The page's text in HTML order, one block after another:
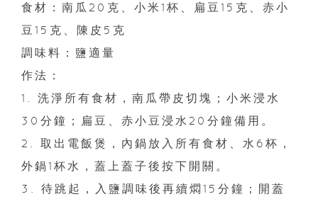
食材：南瓜20克、小米1杯、扁豆15克、赤小
豆15克、陳皮5克
調味料：鹽適量
作法：
1. 洗淨所有食材，南瓜帶皮切塊；小米浸水
30分鐘；扁豆、赤小豆浸水20分鐘備用。
2. 取出電飯煲，內鍋放入所有食材、水6杯，
外鍋1杯水，蓋上蓋子後按下開關。
3. 待跳起，入鹽調味後再續燜15分鐘；開蓋